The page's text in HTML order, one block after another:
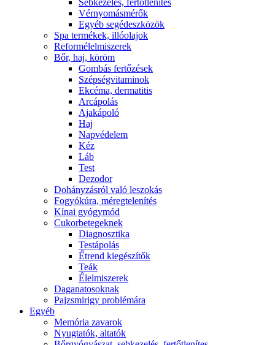
Sebkezelés, fertőtlenítés
Vérnyomásmérők
Egyéb segédeszközök
Spa termékek, illóolajok
Reformélelmiszerek
Bőr, haj, köröm
Gombás fertőzések
Szépségvitaminok
Ekcéma, dermatitis
Arcápolás
Ajakápoló
Haj
Napvédelem
Kéz
Láb
Test
Dezodor
Dohányzásról való leszokás
Fogyókúra, méregtelenítés
Kínai gyógymód
Cukorbetegeknek
Diagnosztika
Testápolás
É́trend kiegészítők
Teák
É́lelmiszerek
Daganatosoknak
Pajzsmirigy problémára
Egyéb
Memória zavarok
Nyugtatók, altatók